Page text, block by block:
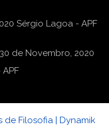
Sérgio Lagoa - APF
30 de Novembro, 2020
de Filosofia | Dynamik